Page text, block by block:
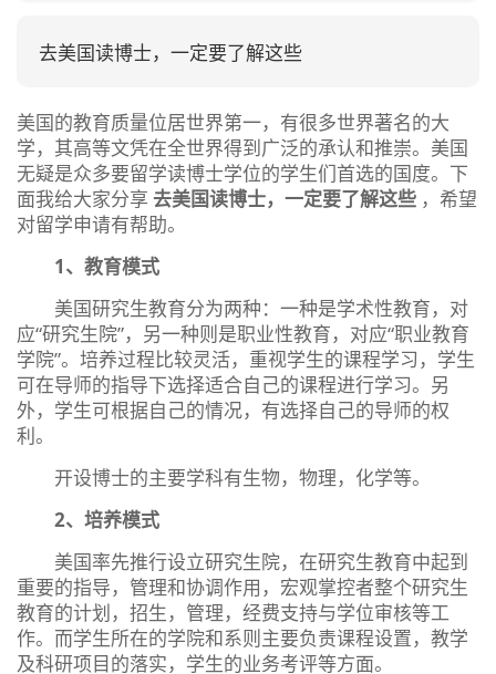
去美国读博士，一定要了解这些
美国的教育质量位居世界第一，有很多世界著名的大
学，其高等文凭在全世界得到广泛的承认和推崇。美国
无疑是众多要留学读博士学位的学生们首选的国度。下
面我给大家分享 去美国读博士，一定要了解这些 ，希望
对留学申请有帮助。
1、教育模式
美国研究生教育分为两种：一种是学术性教育，对
应“研究生院”，另一种则是职业性教育，对应“职业教育
学院”。培养过程比较灵活，重视学生的课程学习，学生
可在导师的指导下选择适合自己的课程进行学习。另
外，学生可根据自己的情况，有选择自己的导师的权
利。
开设博士的主要学科有生物，物理，化学等。
2、培养模式
美国率先推行设立研究生院，在研究生教育中起到
重要的指导，管理和协调作用，宏观掌控者整个研究生
教育的计划，招生，管理，经费支持与学位审核等工
作。而学生所在的学院和系则主要负责课程设置，教学
及科研项目的落实，学生的业务考评等方面。